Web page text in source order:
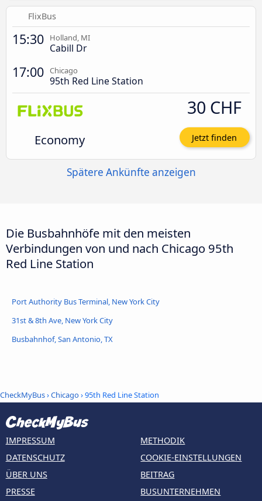
FlixBus
15:30 Holland, MI
Cabill Dr
17:00 Chicago
95th Red Line Station
Economy
30 CHF
Jetzt finden
Spätere Ankünfte anzeigen
Die Busbahnhöfe mit den meisten
Verbindungen von und nach Chicago 95th
Red Line Station
Port Authority Bus Terminal, New York City
31st & 8th Ave, New York City
Busbahnhof, San Antonio, TX
CheckMyBus›Chicago› 95th Red Line Station
IMPRESSUM
DATENSCHUTZ
ÜBER UNS
PRESSE
METHODIK
COOKIE-EINSTELLUNGEN
BEITRAG
BUSUNTERNEHMEN